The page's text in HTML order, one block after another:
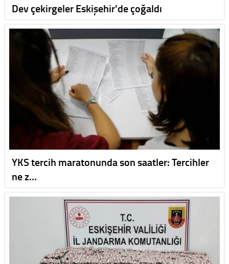
Dev çekirgeler Eskişehir'de çoğaldı
YKS tercih maratonunda son saatler: Tercihler
ne z…